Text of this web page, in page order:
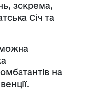
зокрема,
Січ та
на